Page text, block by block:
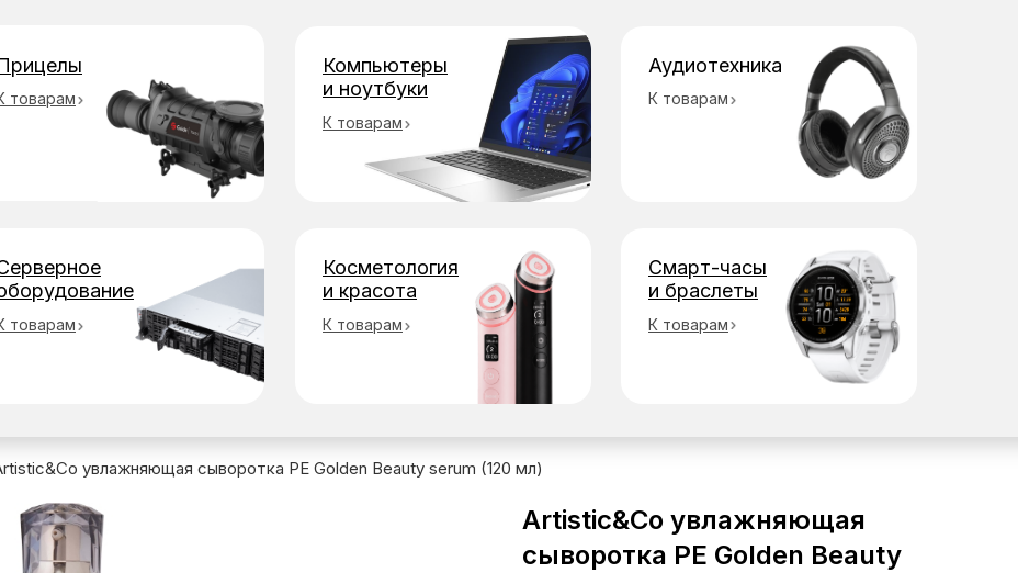
товарам
К товарам
К товарам
Компьютеры
и ноутбуки
Аудиотехника
товарам К товарам
Косметология
и красота
К товарам
Смарт-часы
и браслеты
увлажняющая сыворотка PE Golden Beauty serum (120 мл)
Artistic&Co увлажняющая
сыворотка PE Golden Beauty